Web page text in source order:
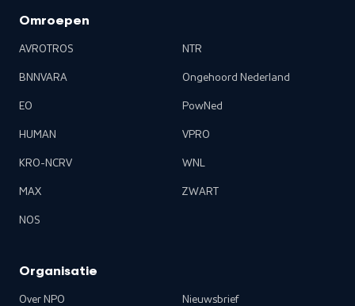
Omroepen
AVROTROS
BNNVARA
EO
HUMAN
KRO-NCRV
MAX
NOS
NTR
Ongehoord Nederland
PowNed
VPRO
WNL
ZWART
Organisatie
Over NPO Nieuwsbrief